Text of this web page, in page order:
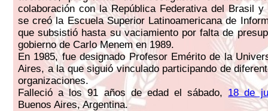
colaboración con la República Federativa del Brasil
se creó la Escuela Superior Latinoamericana de
que subsistió hasta su vaciamiento por falta de
gobierno de Carlo Menem en 1989.
En 1985, fue designado Profesor Emérito de la
Aires, a la que siguió vinculado participando de
organizaciones.
Falleció a los 91 años de edad el sábado, 18 de
Buenos Aires, Argentina.